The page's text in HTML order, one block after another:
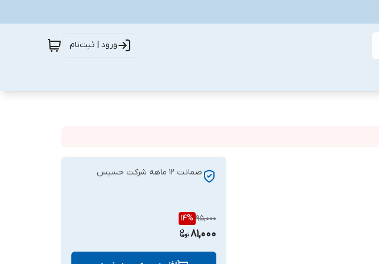
ورود | ثبت‌نام
ضمانت 12 ماهه شرکت حسیس
95,000
14%
81,000